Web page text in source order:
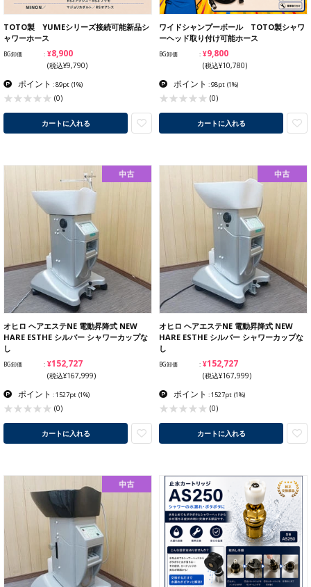
TOTO製 YUMEシリーズ接続可能新品シ
ャワーホース
BG卸価 ¥8,900
(税込¥9,790)
ポイント : 89pt (1%)
(0)
カートに入れる
ワイドシャンプーボール TOTO製シャワ
ーヘッド取り付け可能ホース
BG卸価 ¥9,800
(税込¥10,780)
ポイント : 98pt (1%)
(0)
カートに入れる
オヒロ ヘアエステNE 電動昇降式 NEW
HARE ESTHE シルバー シャワーカップな
し
BG卸価 ¥152,727
(税込¥167,999)
ポイント : 1527pt (1%)
(0)
カートに入れる
オヒロ ヘアエステNE 電動昇降式 NEW
HARE ESTHE シルバー シャワーカップな
し
BG卸価 ¥152,727
(税込¥167,999)
ポイント : 1527pt (1%)
(0)
カートに入れる